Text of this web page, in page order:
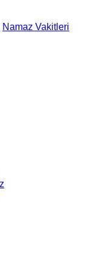
Namaz Vakitleri